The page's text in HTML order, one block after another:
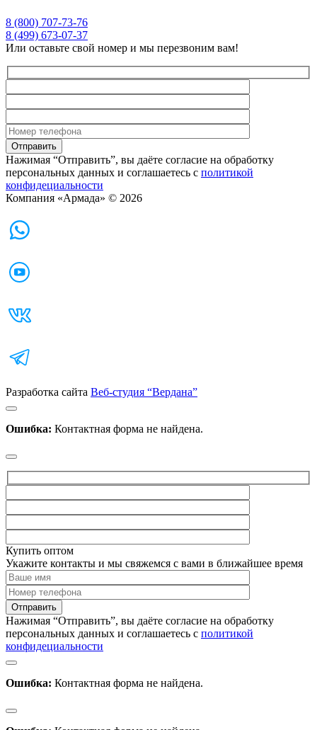
8 (800) 707-73-76
8 (499) 673-07-37
Или оставьте свой номер и мы перезвоним вам!
Нажимая “Отправить”, вы даёте согласие на обработку
персональных данных и соглашаетесь с политикой
конфидециальности
Компания «Армада» © 2026
Разработка сайта Веб-студия “Вердана”
Ошибка: Контактная форма не найдена.
Купить оптом
Укажите контакты и мы свяжемся с вами в ближайшее время
Нажимая “Отправить”, вы даёте согласие на обработку
персональных данных и соглашаетесь с политикой
конфидециальности
Ошибка: Контактная форма не найдена.